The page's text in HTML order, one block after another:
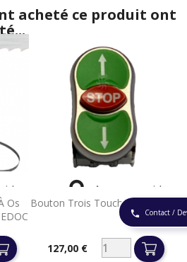
phone Contact /
acheté ce produit ont
Os
Bouton Trois Touches Complet
Prix127,00 €
 Aperçu rapide